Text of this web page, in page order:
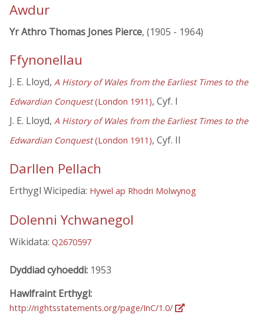
Awdur
Yr Athro Thomas Jones Pierce, (1905 - 1964)
Ffynonellau
J. E. Lloyd, A History of Wales from the Earliest Times to the
Edwardian Conquest(London 1911), Cyf. I
J. E. Lloyd, A History of Wales from the Earliest Times to the
Edwardian Conquest(London 1911), Cyf. II
Darllen Pellach
Erthygl Wicipedia: Hywel ap Rhodri Molwynog
Dolenni Ychwanegol
Wikidata: Q2670597
Dyddiad cyhoeddi: 1953
Hawlfraint Erthygl:
http://rightsstatements.org/page/InC/1.0/